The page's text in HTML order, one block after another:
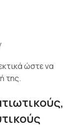
ώστε να
της.